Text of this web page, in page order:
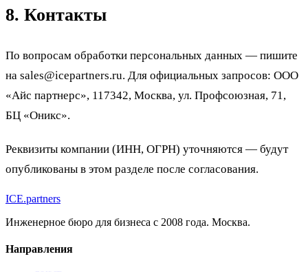
8. Контакты
По вопросам обработки персональных данных — пишите
на sales@icepartners.ru. Для официальных запросов: ООО
«Айс партнерс», 117342, Москва, ул. Профсоюзная, 71,
БЦ «Оникс».
Реквизиты компании (ИНН, ОГРН) уточняются — будут
опубликованы в этом разделе после согласования.
ICE.partners
Инженерное бюро для бизнеса с 2008 года. Москва.
Направления